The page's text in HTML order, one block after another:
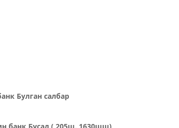
Булган салбар